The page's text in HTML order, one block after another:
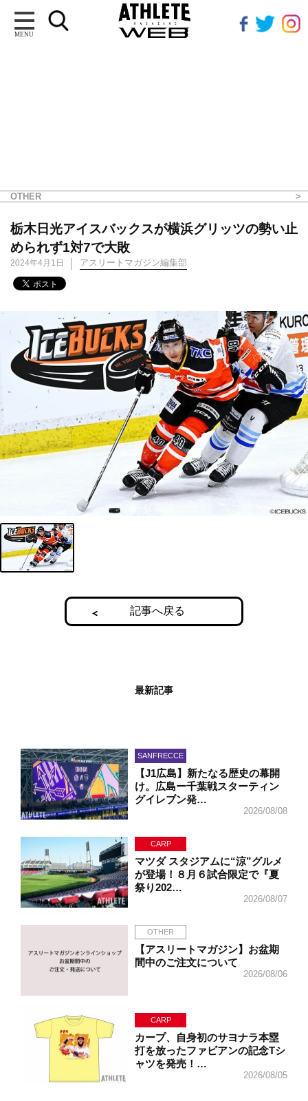
MENU
OTHER
栃木日光アイスバックスが横浜グリッツの勢い止
められず1対7で大敗
2024年4月1日 アスリートマガジン編集部
記事へ戻る
最新記事
SANFRECCE
【J1広島】新たなる歴史の幕開
け。広島ー千葉戦スターティン
グイレブン発…
2026/08/08
CARP
マツダ スタジアムに“涼”グルメ
が登場！８月６試合限定で『夏
祭り202…
2026/08/07
OTHER
【アスリートマガジン】お盆期
間中のご注文について
2026/08/06
CARP
カープ、自身初のサヨナラ本塁
打を放ったファビアンの記念Tシ
ャツを発売！…
2026/08/05